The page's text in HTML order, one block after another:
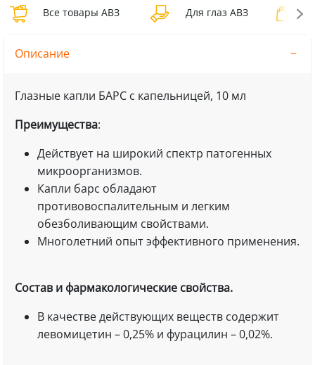
Все товары АВЗ Для глаз АВЗ
Описание
Глазные капли БАРС с капельницей, 10 мл
Преимущества:
Действует на широкий спектр патогенных
микроорганизмов.
Капли барс обладают
противовоспалительным и легким
обезболивающим свойствами.
Многолетний опыт эффективного применения.
Состав и фармакологические свойства.
В качестве действующих веществ содержит
левомицетин – 0,25% и фурацилин – 0,02%.